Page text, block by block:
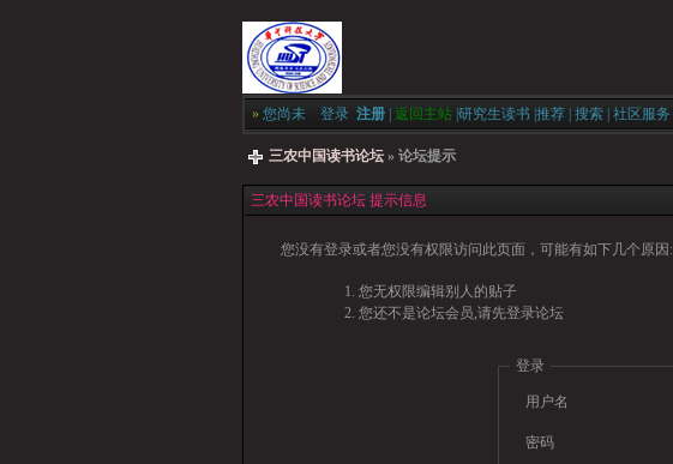
» 您尚未 登录 注册 返回主站 研究生读书 推荐 搜索 社区服务
三农中国读书论坛 » 论坛提示
三农中国读书论坛 提示信息
您没有登录或者您没有权限访问此页面，可能有如下几个原因:
您无权限编辑别人的贴子
您还不是论坛会员,请先登录论坛
登录
用户名
密码